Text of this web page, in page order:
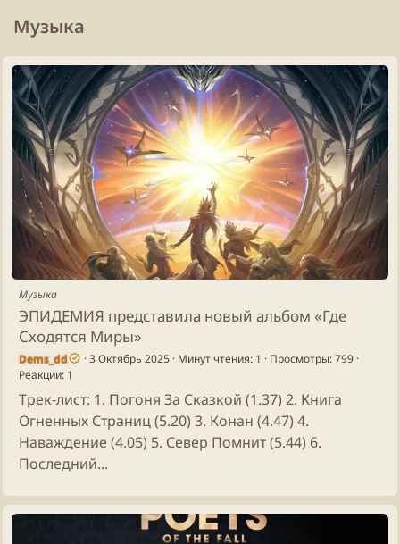
Музыка
Музыка
ЭПИДЕМИЯ представила новый альбом «Где
Сходятся Миры»
Dems_dd 3 Октябрь 2025 Минут чтения: 1
Просмотры: 799
Реакции: 1
Трек-лист: 1. Погоня За Сказкой (1.37) 2. Книга
Огненных Страниц (5.20) 3. Конан (4.47) 4.
Наваждение (4.05) 5. Север Помнит (5.44) 6.
Последний...